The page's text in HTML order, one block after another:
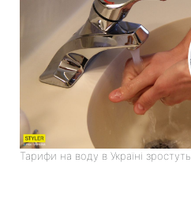
Тарифи на воду в Україні